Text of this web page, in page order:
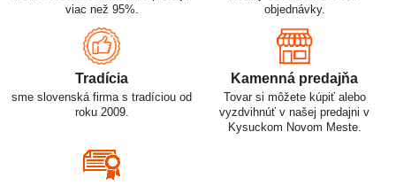
viac než 95%.
objednávky.
Tradícia
sme slovenská firma s tradíciou od
roku 2009.
Kamenná predajňa
Tovar si môžete kúpiť alebo
vyzdvihnúť v našej predajni v
Kysuckom Novom Meste.